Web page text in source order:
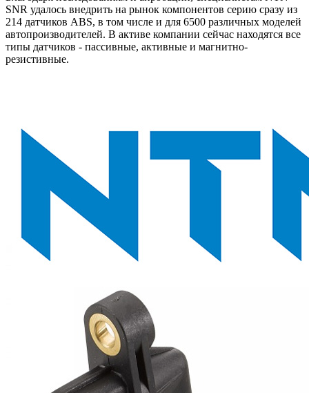
SNR удалось внедрить на рынок компонентов серию сразу из
214 датчиков ABS, в том числе и для 6500 различных моделей
автопроизводителей. В активе компании сейчас находятся все
типы датчиков - пассивные, активные и магнитно-
резистивные.